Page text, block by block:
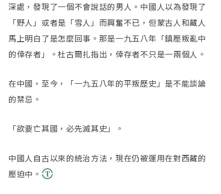
深處，發現了一個不會說話的男人。中國人以為發現了
「野人」或者是「雪人」而興奮不已，但蒙古人和藏人
馬上明白了是怎麼回事。那是一九五八年「鎮壓叛亂中
的倖存者」。杜古爾扎指出，倖存者不只是一兩個人。
在中國，至今，「一九五八年的平叛歷史」是不能談論
的禁忌。
「欲要亡其國，必先滅其史」。
中國人自古以來的統治方法，現在仍被運用在對西藏的
壓迫中。